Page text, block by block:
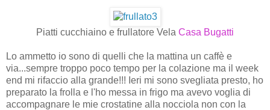
Piatti cucchiaino e frullatore Vela Casa Bugatti
Lo ammetto io sono di quelli che la mattina un caffè e
via...sempre troppo poco tempo per la colazione ma il week
end mi rifaccio alla grande!!! Ieri mi sono svegliata presto, ho
preparato la frolla e l'ho messa in frigo ma avevo voglia di
accompagnare le mie crostatine alla nocciola non con la